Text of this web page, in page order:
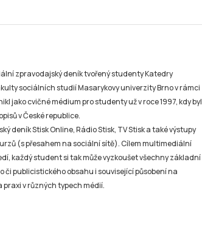
zpravodajský deník tvořený studenty Katedry
sociálních studií Masarykovy univerzity Brno v rámci
jako cvičné médium pro studenty už v roce 1997, kdy byl
v České republice.
deník Stisk Online, Rádio Stisk, TV Stisk a také výstupy
(s přesahem na sociální sítě). Cílem multimediální
každý student si tak může vyzkoušet všechny základní
či publicistického obsahu i související působení na
v různých typech médií.